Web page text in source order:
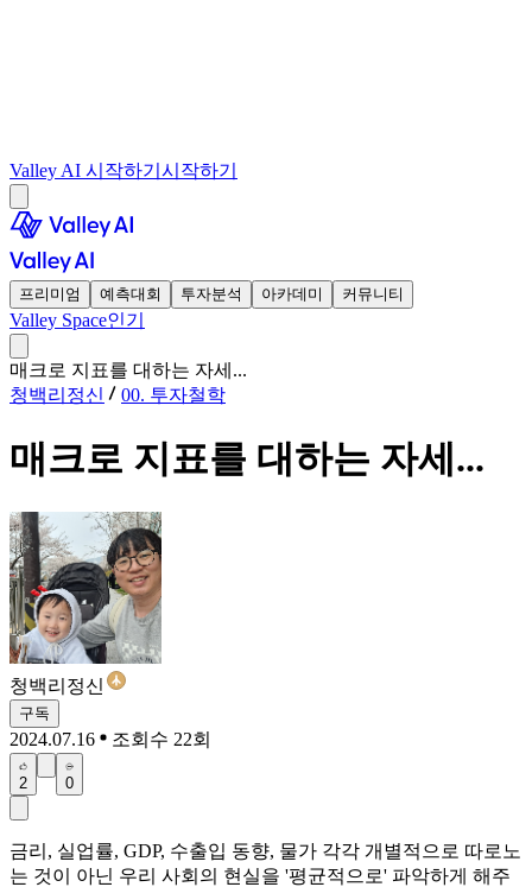
Valley AI 시작하기 시작하기
프리미엄 예측대회 투자분석 아카데미 커뮤니티
Valley Space인기
매크로 지표를 대하는 자세...
청백리정신
00. 투자철학
매크로 지표를 대하는 자세...
청백리정신
구독
2024.07.16 조회수 22회
2 0
금리, 실업률, GDP, 수출입 동향, 물가 각각 개별적으로 따로노
는 것이 아닌 우리 사회의 현실을 '평균적으로' 파악하게 해주